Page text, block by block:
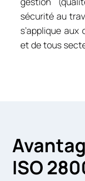
sécurité au
s’applique
et de tous
ISO